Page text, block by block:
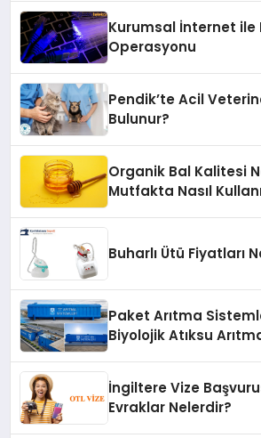
Kurumsal İnternet ile
Operasyonu
Pendik’te Acil
Bulunur?
Organik Bal Kalitesi
Mutfakta Nasıl
Buharlı Ütü Fiyatları
Paket Arıtma
Biyolojik Atıksu
İngiltere Vize
Evraklar Nelerdir?